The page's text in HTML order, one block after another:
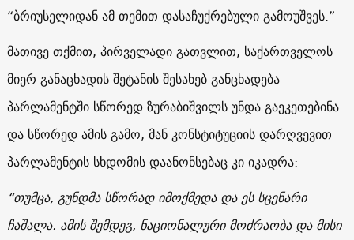
“ბრიუსელიდან ამ თემით დასაჩუქრებული გამოუშვეს.”
მათივე თქმით, პირველადი გათვლით, საქართველოს
მიერ განაცხადის შეტანის შესახებ განცხადება
პარლამენტში სწორედ ზურაბიშვილს უნდა გაეკეთებინა
და სწორედ ამის გამო, მან კონსტიტუციის დარღვევით
პარლამენტის სხდომის დაანონსებაც კი იკადრა:
“თუმცა, გუნდმა სწორად იმოქმედა და ეს სცენარი
ჩაშალა. ამის შემდეგ, ნაციონალური მოძრაობა და მისი